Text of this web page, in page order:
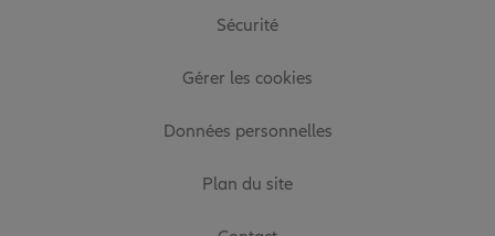
Sécurité
Gérer les cookies
Données personnelles
Plan du site